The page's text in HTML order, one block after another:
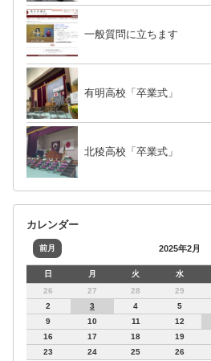
一般質問に立ちます
有明高校「卒業式」
北稜高校「卒業式」
カレンダー
前月 2025年2月
日 月 火 水
26
27 28 29
2
3 4 5
9
10 11 12
16
17 18 19
23
24 25 26